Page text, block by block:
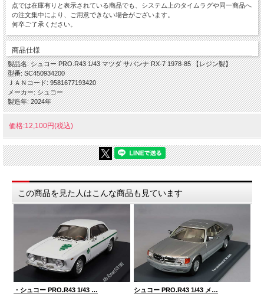
点では在庫有りと表示されている商品でも、システム上のタイムラグや同一商品へ
の注文集中により、ご用意できない場合がございます。
何卒ご了承ください。
商品仕様
製品名: シュコー PRO.R43 1/43 マツダ サバンナ RX-7 1978-85 【レジン製】
型番: SC450934200
ＪＡＮコード: 9581677193420
メーカー: シュコー
製造年: 2024年
価格:12,100円(税込)
この商品を見た人はこんな商品も見ています
・シュコー PRO.R43 1/43 … シュコー PRO.R43 1/43 メ…